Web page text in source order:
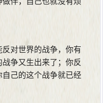
对世界的战争，你有
争又生出来了；你反
己的这个战争就已经